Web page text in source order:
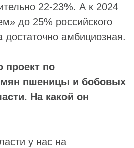
22-23%. А к 2024
до 25% российского
амбициозная.
проект по
пшеницы и бобовых
На какой он
у нас на